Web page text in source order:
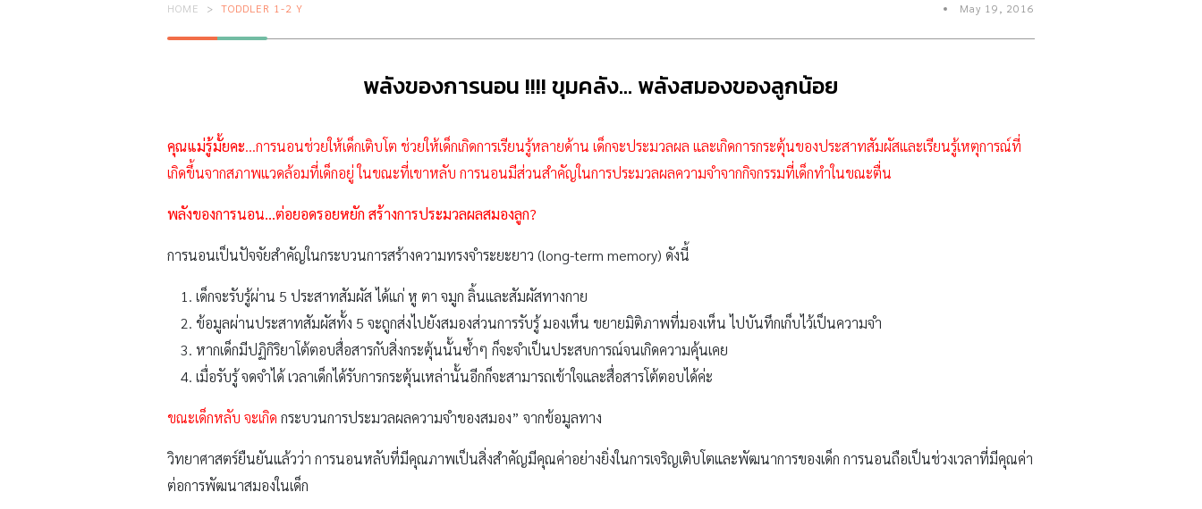
HOME TODDLER 1-2 Y May 19, 2016
พลังของการนอน !!!! ขุมคลัง… พลังสมองของลูกน้อย
คุณแม่รู้มั้ยคะ…การนอนช่วยให้เด็กเติบโต ช่วยให้เด็กเกิดการเรียนรู้หลายด้าน เด็กจะประมวลผล และเกิดการกระตุ้นของประสาทสัมผัสและเรียนรู้เหตุการณ์ที่
เกิดขึ้นจากสภาพแวดล้อมที่เด็กอยู่ ในขณะที่เขาหลับ การนอนมีส่วนสำคัญในการประมวลผลความจำจากกิจกรรมที่เด็กทำในขณะตื่น
พลังของการนอน…ต่อยอดรอยหยัก สร้างการประมวลผลสมองลูก?
การนอนเป็นปัจจัยสำคัญในกระบวนการสร้างความทรงจำระยะยาว (long-term memory) ดังนี้
เด็กจะรับรู้ผ่าน 5 ประสาทสัมผัส ได้แก่ หู ตา จมูก ลิ้นและสัมผัสทางกาย
ข้อมูลผ่านประสาทสัมผัสทั้ง 5 จะถูกส่งไปยังสมองส่วนการรับรู้ มองเห็น ขยายมิติภาพที่มองเห็น ไปบันทึกเก็บไว้เป็นความจำ
หากเด็กมีปฏิกิริยาโต้ตอบสื่อสารกับสิ่งกระตุ้นนั้นซ้ำๆ ก็จะจำเป็นประสบการณ์จนเกิดความคุ้นเคย
เมื่อรับรู้ จดจำได้ เวลาเด็กได้รับการกระตุ้นเหล่านั้นอีกก็จะสามารถเข้าใจและสื่อสารโต้ตอบได้ค่ะ
ขณะเด็กหลับ จะเกิด กระบวนการประมวลผลความจำของสมอง” จากข้อมูลทาง
วิทยาศาสตร์ยืนยันแล้วว่า การนอนหลับที่มีคุณภาพเป็นสิ่งสำคัญมีคุณค่าอย่างยิ่งในการเจริญเติบโตและพัฒนาการของเด็ก การนอนถือเป็นช่วงเวลาที่มีคุณค่า
ต่อการพัฒนาสมองในเด็ก